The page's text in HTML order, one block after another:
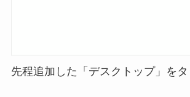
先程追加した「デスクトップ」をタ